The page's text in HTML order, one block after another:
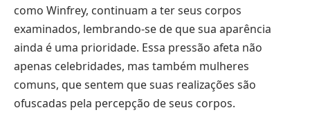
como Winfrey, continuam a ter seus corpos
examinados, lembrando-se de que sua aparência
ainda é uma prioridade. Essa pressão afeta não
apenas celebridades, mas também mulheres
comuns, que sentem que suas realizações são
ofuscadas pela percepção de seus corpos.